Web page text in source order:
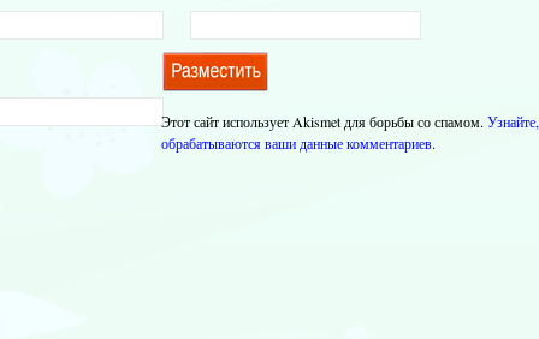
Этот сайт использует Akismet для борьбы со спамом.
обрабатываются ваши данные комментариев.